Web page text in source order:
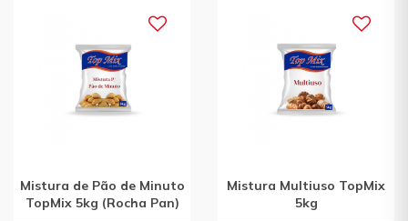
Mistura de Pão de Minuto
TopMix 5kg (Rocha Pan)
Mistura Multiuso TopMix
5kg